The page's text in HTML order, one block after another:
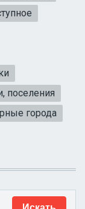
поселения
города